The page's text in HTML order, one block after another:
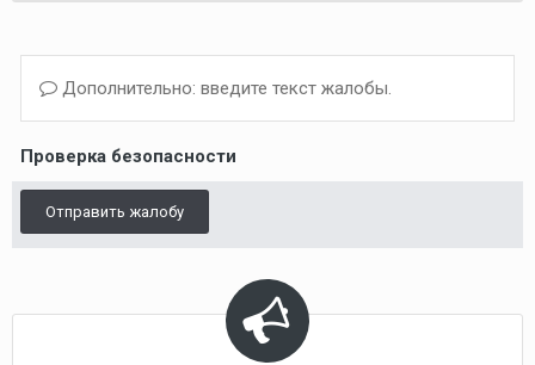
Дополнительно: введите текст жалобы.
Проверка безопасности
Отправить жалобу